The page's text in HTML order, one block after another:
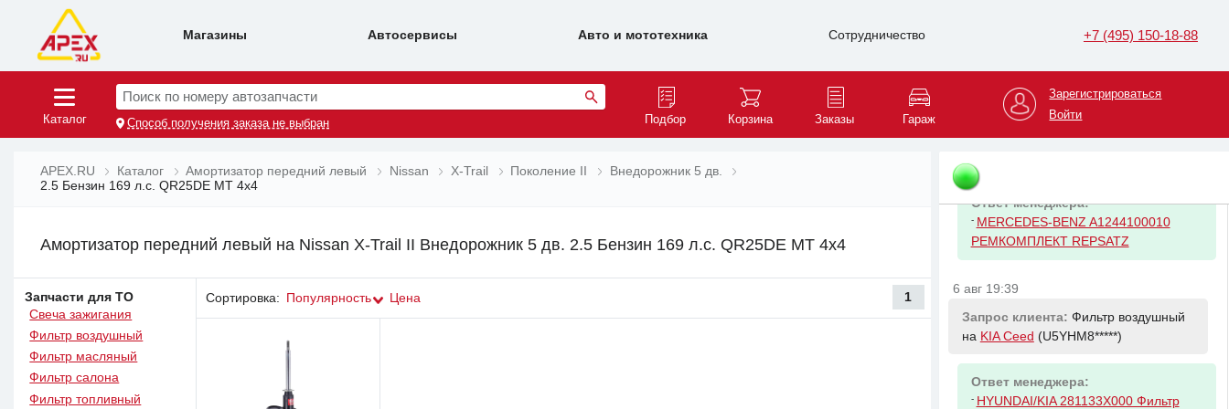
Магазины Автосервисы Авто и мототехника Сотрудничество +7 (495) 150-18-88
Каталог
Поиск по номеру автозапчасти
Способ получения заказа не выбран Подбор Корзина Заказы Гараж
Зарегистрироваться
Войти
APEX.RU Каталог Амортизатор передний левый Nissan X-Trail Поколение II
Внедорожник 5 дв.
2.5 Бензин 169 л.с. QR25DE MT 4x4
Амортизатор передний левый на Nissan X-Trail II Внедорожник 5 дв. 2.5 Бензин 169 л.с. QR25DE MT 4x4
Запчасти для ТО
Свеча зажигания
Фильтр воздушный
Фильтр масляный
Фильтр салона
Фильтр топливный
Сортировка: Популярность Цена 1
ЦЕПИ ПРИВОДА ГРМ (ЦЕПЬ 1 ШТ.. У
6 авг 19:27
Запрос клиента:Опора кардана с
подшипником наMercedes-Benz 190
Ответ менеджера:
- MERCEDES-BENZ A1244100010
РЕМКОМПЛЕКТ REPSATZ
6 авг 19:39
Запрос клиента: Фильтр воздушный
на KIA Ceed (U5YHM8*****)
Ответ менеджера:
- HYUNDAI/KIA 281133X000 Фильтр